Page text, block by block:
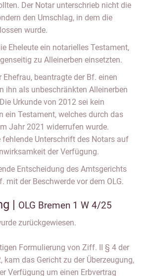
Der Notar unterschrieb nicht die
den Umschlag, in dem die
wurde.
Eheleute ein notarielles Testament,
zu Alleinerben einsetzten.
Ehefrau, beantragte der Bf. einen
ihn als unbeschränkten Alleinerben
Urkunde von 2012 sei kein
ein Testament, welches durch das
Jahr 2021 widerrufen wurde.
fehlende Unterschrift des Notars auf
der Verfügung.
Entscheidung des Amtsgerichts
mit der Beschwerde vor dem OLG.
| OLG Bremen 1 W 4/25
zurückgewiesen.
Formulierung von Ziff. II § 4 der
kam das Gericht zu der Überzeugung,
Verfügung um einen Erbvertrag